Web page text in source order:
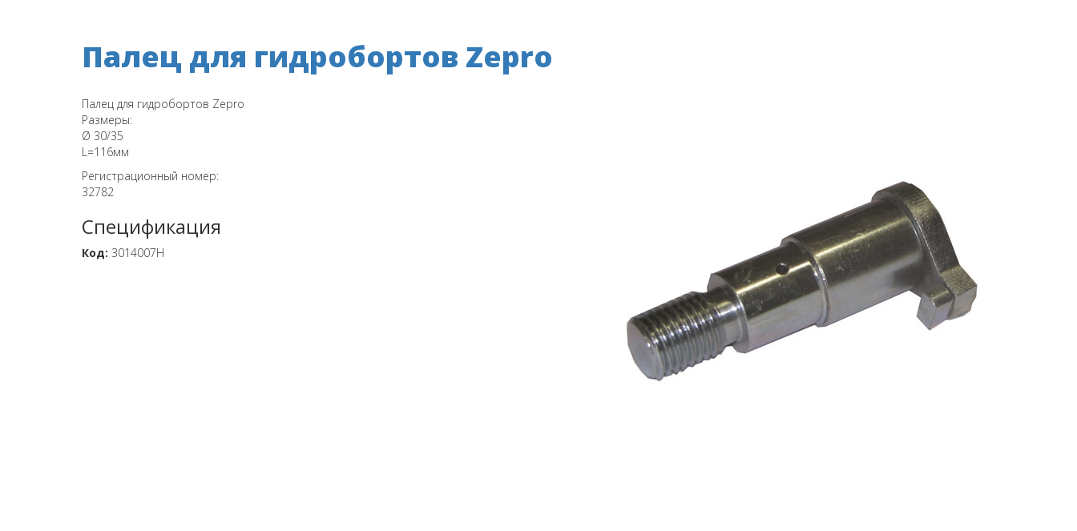
Палец для гидробортов Zepro
Палец для гидробортов Zepro
Размеры:
Ø 30/35
L=116мм
Регистрационный номер:
32782
Спецификация
Код: 3014007H